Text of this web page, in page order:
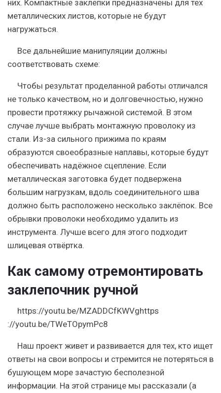
них. Компактные заклёпки предназначены для тех
металлических листов, которые не будут
нагружаться.
Все дальнейшие манипуляции должны
соответствовать схеме:
Чтобы результат проделанной работы отличался
не только качеством, но и долговечностью, нужно
провести протяжку рычажной системой. В этом
случае лучше выбрать монтажную проволоку из
стали. Из-за сильного прижима по краям
образуются своеобразные наплавы, которые будут
обеспечивать надёжное сцепление. Если
металлическая заготовка будет подвержена
большим нагрузкам, вдоль соединительного шва
должно быть расположено несколько заклёпок. Все
обрывки проволоки необходимо удалить из
инструмента. Лучше всего для этого подходит
шлицевая отвёртка.
Как самому отремонтировать
заклепочник ручной
https://youtu.be/MZADDCfKWVghttps
://youtu.be/TWeTOpymPc8
Наш проект живет и развивается для тех, кто ищет
ответы на свои вопросы и стремится не потеряться в
бушующем море зачастую бесполезной
информации. На этой странице мы рассказали (а